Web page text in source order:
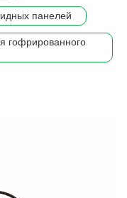
панелей
гофрированного